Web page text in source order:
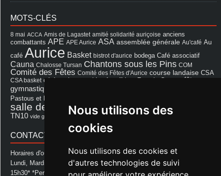
Nous utilisons des
cookies
Nous utilisons des cookies et
d'autres technologies de suivi
MOTS-CLÉS
8 mai ACCA Amis de Lagastet amitié solidarité auriçoise anciens
combattants APE APE Aurice ASA assemblée générale Au'café Au
café Aurice Basket bistrot d'aurice bodega Café associatif
Cauna Chalosse Tursan Chantons sous les Pins COM
Comité des Fêtes Comité des Fêtes d'Aurice course landaise CSA
CSA basket cérémonie exposition Francis Cazaux
fêtes
gymnastique volontaire
Pastous et Pastourettes
salle des fêtes salle des fêtes d'aurice Souprosse
TN10 vide grenier Voeux école
CONTACT MAIRIE
Horaires d'ouverture de la Mairie:
Lundi, Mardi, Jeudi et Vendredi : de 08h00 à 11h30 et de 12h30 à
15h30* *Permanence téléphonique jusqu'à 17h00